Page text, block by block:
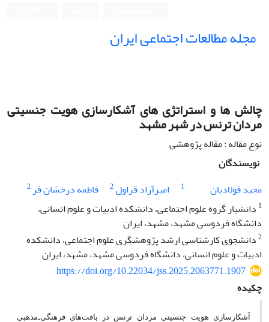
مجله مطالعات اجتماعی ایران
چالش ها و استراتژی های آشکارسازی هویت جنسیتی
مردان ترنس در شهر مشهد
نوع مقاله : مقاله پژوهشی
نویسندگان
مجید فولادیان
1 امیرآراد قراول2 فاطمه درخشان فر2
1 دانشیار گروه علوم اجتماعی، دانشکده ادبیات و علوم انسانی،
دانشگاه فردوسی مشهد، مشهد، ایران
2دانشجوی کارشناسی ارشد پژوهشگری علوم اجتماعی، دانشکده
ادبیات و علوم انسانی، دانشگاه فردوسی مشهد، مشهد، ایران
https://doi.org/10.22034/jss.2025.2063771.1907
چکیده
آشکارسازی هویت جنسیتی مردان ترنس در بافت‌های فرهنگی‌ـ‌مذهبی